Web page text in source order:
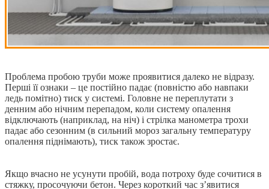
Проблема пробою труби може проявитися далеко не відразу.
Перші її ознаки – це постійно падає (повністю або навпаки
ледь помітно) тиск у системі. Головне не переплутати з
денним або нічним перепадом, коли систему опалення
відключають (наприклад, на ніч) і стрілка манометра трохи
падає або сезонним (в сильний мороз загальну температуру
опалення піднімають), тиск також зростає.
Якщо вчасно не усунути пробій, вода потроху буде сочитися в
стяжку, просочуючи бетон. Через короткий час з’явитися